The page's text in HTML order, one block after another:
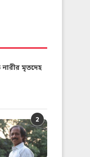
মৃতদেহ
2